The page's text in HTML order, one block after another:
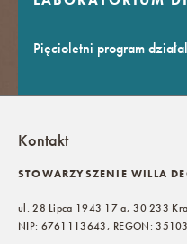
Pięcioletni program
Kontakt
STOWARZYSZENIE WILLA
ul. 28 Lipca 1943 17 a, 30 233
NIP: 6761113643, REGON: